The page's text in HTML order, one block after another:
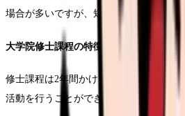
場合が多いですが、短期間で資格取得を
大学院修士課程の特徴
修士課程は2年間かけて保健師資格の取
活動を行うことができます。